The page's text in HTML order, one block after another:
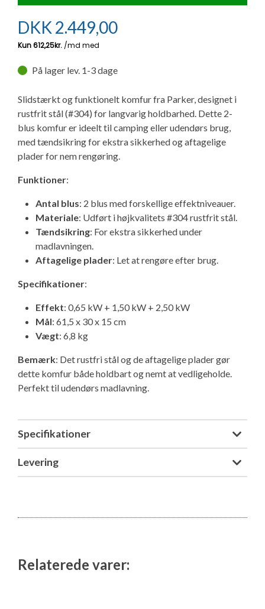
Adria Astella
Next
Hobby Prestige
Hobby Maxia
Ny campingvogn - godt at vide
Lille campingvogn
Finansiering af campingvogn
Forsikring af campingvogn
Vil du sælge din campingvogn?
Brugte telte og udstyr
Isabella fortelte
Isabella Fortelte
Isabella Lufttelte
Isabella weekend- og vinterfortelte
Isabella fortelte til specialvogne
Camping erhverv
Adria Coral
Adria Compact
Internet i campingvognen
Aircondition og klimaanlæg
Gas-komfort i din campingvogn
E-trailer kontrol- og sikkerhedsapp
Byvand - rindende vand i campingvognen
3 spændende ideer til campingvognen
GPS tracker til autocamper og campingvogn
GRØN Virksomhed
Klagemuligheder
Konkurrenceregler
Cookie & Privatlivspolitik
Persondata
GPDR - KG Camping Kundeklub
DKK 2.449,00
På lager lev. 1-3 dage
Slidstærkt og funktionelt komfur fra Parker, designet i
rustfrit stål (#304) for langvarig holdbarhed. Dette 2-
blus komfur er ideelt til camping eller udendørs brug,
med tændsikring for ekstra sikkerhed og aftagelige
plader for nem rengøring.
Funktioner:
Antal blus: 2 blus med forskellige effektniveauer.
Materiale: Udført i højkvalitets #304 rustfrit stål.
Tændsikring: For ekstra sikkerhed under
madlavningen.
Aftagelige plader: Let at rengøre efter brug.
Specifikationer:
Effekt: 0,65 kW + 1,50 kW + 2,50 kW
Mål: 61,5 x 30 x 15 cm
Vægt: 6,8 kg
Bemærk: Det rustfri stål og de aftagelige plader gør
dette komfur både holdbart og nemt at vedligeholde.
Perfekt til udendørs madlavning.
Specifikationer
Levering
Relaterede varer: